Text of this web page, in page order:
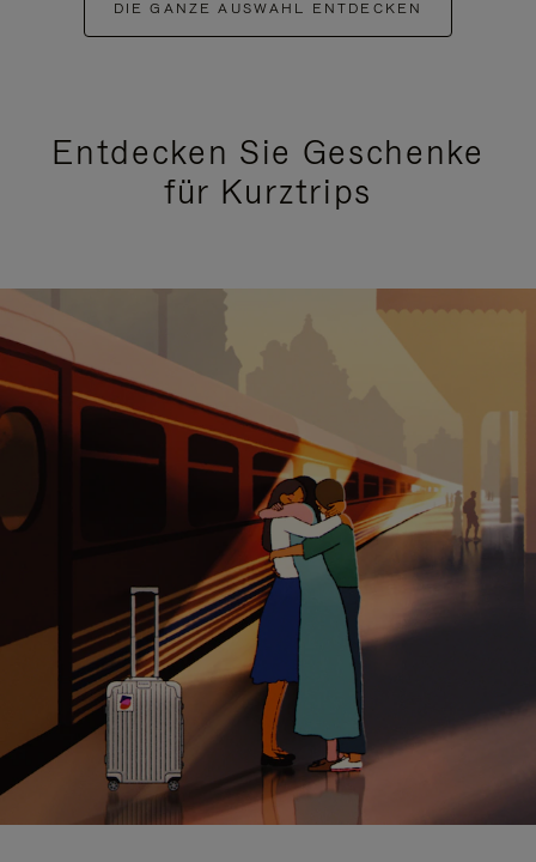
DIE GANZE AUSWAHL ENTDECKEN
Entdecken Sie Geschenke
für Kurztrips